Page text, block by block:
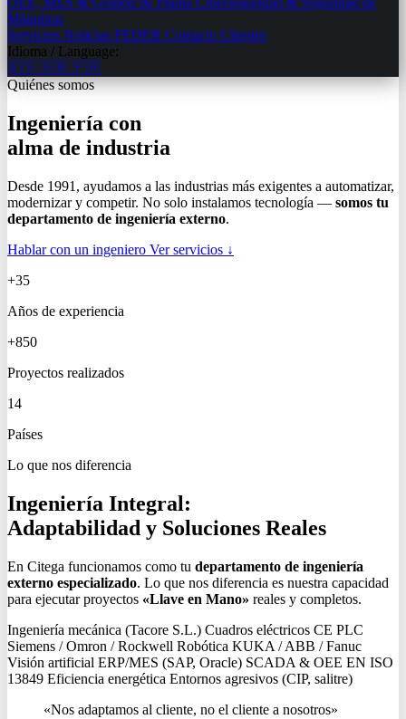
Máquinas
Servicios Noticias FEDER Contacto Clientes
Idioma / Language:
🇪🇸 🇬🇧 🇫🇷
Quiénes somos
Ingeniería con
alma de industria
Desde 1991, ayudamos a las industrias más exigentes a automatizar,
modernizar y competir. No solo instalamos tecnología — somos tu
departamento de ingeniería externo.
Hablar con un ingeniero Ver servicios ↓
+35
Años de experiencia
+850
Proyectos realizados
14
Países
Lo que nos diferencia
Ingeniería Integral:
Adaptabilidad y Soluciones Reales
En Citega funcionamos como tu departamento de ingeniería
externo especializado. Lo que nos diferencia es nuestra capacidad
para ejecutar proyectos «Llave en Mano» reales y completos.
Ingeniería mecánica (Tacore S.L.) Cuadros eléctricos CE PLC
Siemens / Omron / Rockwell Robótica KUKA / ABB / Fanuc
Visión artificial ERP/MES (SAP, Oracle) SCADA & OEE EN ISO
13849 Eficiencia energética Entornos agresivos (CIP, salitre)
«Nos adaptamos al cliente, no el cliente a nosotros»